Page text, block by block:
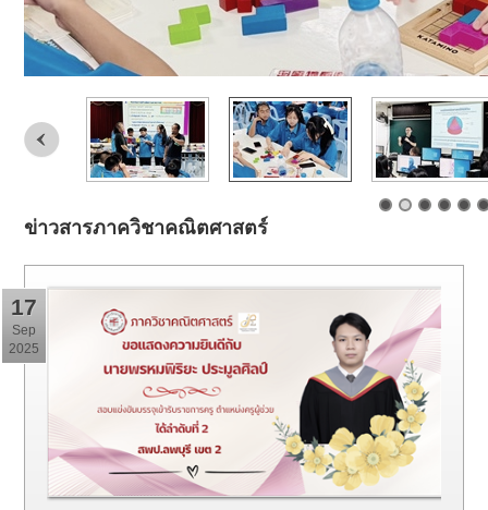
ข่าวสารภาควิชาคณิตศาสตร์
17
Sep
2025